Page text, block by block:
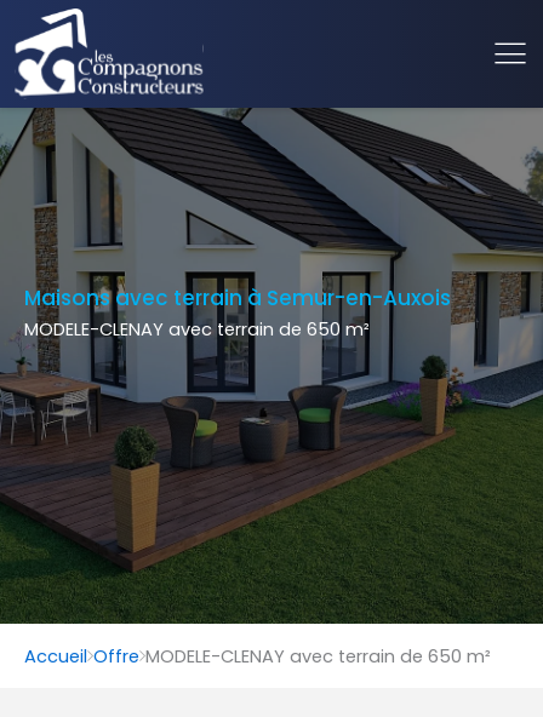
Maisons avec terrain à Semur-en-Auxois
MODELE-CLENAY avec terrain de 650 m²
Accueil Offre MODELE-CLENAY avec terrain de 650 m²